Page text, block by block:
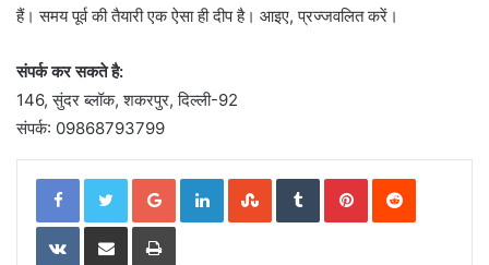
हैं। समय पूर्व की तैयारी एक ऐसा ही दीप है। आइए, प्रज्जवलित करें।
संपर्क कर सकते है:
146, सुंदर ब्लॉक, शकरपुर, दिल्ली-92
संपर्क: 09868793799
Google+LinkedInStumbleUpon
TumblrPinterestReddit
VKontakte
Share via Email Print